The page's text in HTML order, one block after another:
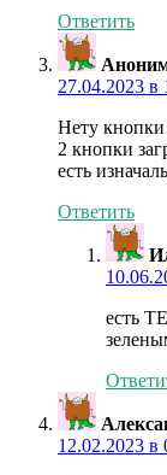
Ответить
27.04.2023 в
Нету кнопки
2 кнопки
есть
Ответить
есть
12.02.2023 в